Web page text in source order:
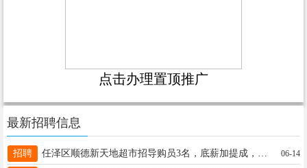
点击办理置顶推广
最新招聘信息
招聘 06-14